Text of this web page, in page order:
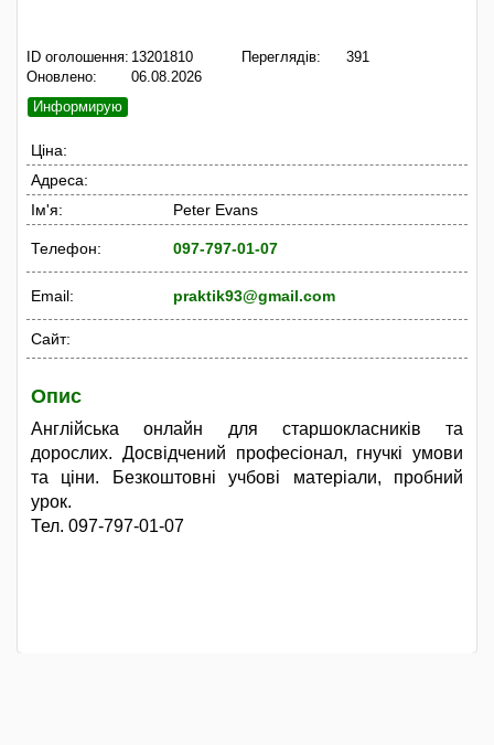
ID оголошення: 13201810
Оновлено:
06.08.2026
Переглядів: 391
Информирую
Ціна:
Адреса:
Ім'я:
Peter Evans
Телефон: 097-797-01-07
Email: praktik93@gmail.com
Сайт:
Опис
Англійська онлайн для старшокласників та
дорослих. Досвідчений професіонал, гнучкі умови
та ціни. Безкоштовні учбові матеріали, пробний
урок.
Тел. 097-797-01-07